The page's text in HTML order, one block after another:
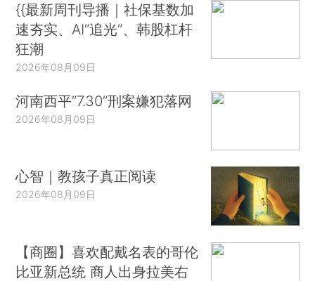
{{最新周刊导播｜社保基数加
速夯实、AI“追光”、韩股杠杆
狂潮
2026年08月09日
河南西平“7.30”刑案嫌犯落网
2026年08月09日
心智｜教孩子真正阅读
2026年08月09日
【商圈】喜欢配戴名表的哥伦
比亚新总统 商人出身拉美右